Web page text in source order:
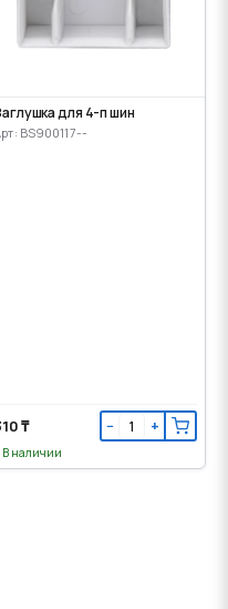
для 4-п шин
BS900117--
₸ − +
В наличии